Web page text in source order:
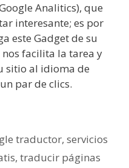
Analitics), que
interesante; es por
este Gadget de su
facilita la tarea y
sitio al idioma de
par de clics.
traductor,servicios
, traducir páginas